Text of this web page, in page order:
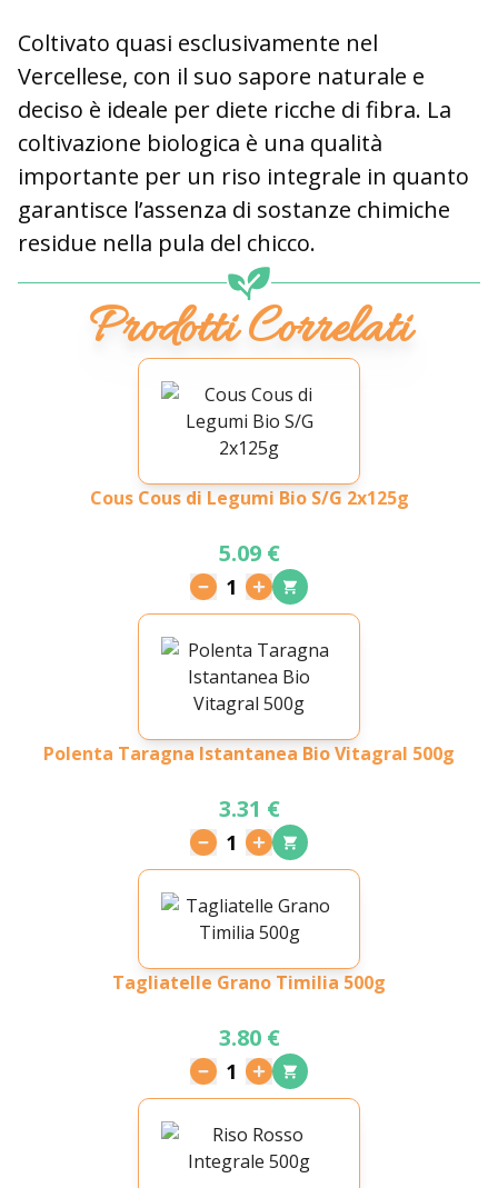
Coltivato quasi esclusivamente nel
Vercellese, con il suo sapore naturale e
deciso è ideale per diete ricche di fibra. La
coltivazione biologica è una qualità
importante per un riso integrale in quanto
garantisce l’assenza di sostanze chimiche
residue nella pula del chicco.
Prodotti Correlati
Cous Cous di Legumi Bio S/G 2x125g
5.09 €
1
Polenta Taragna Istantanea Bio Vitagral 500g
3.31 €
1
Tagliatelle Grano Timilia 500g
3.80 €
1